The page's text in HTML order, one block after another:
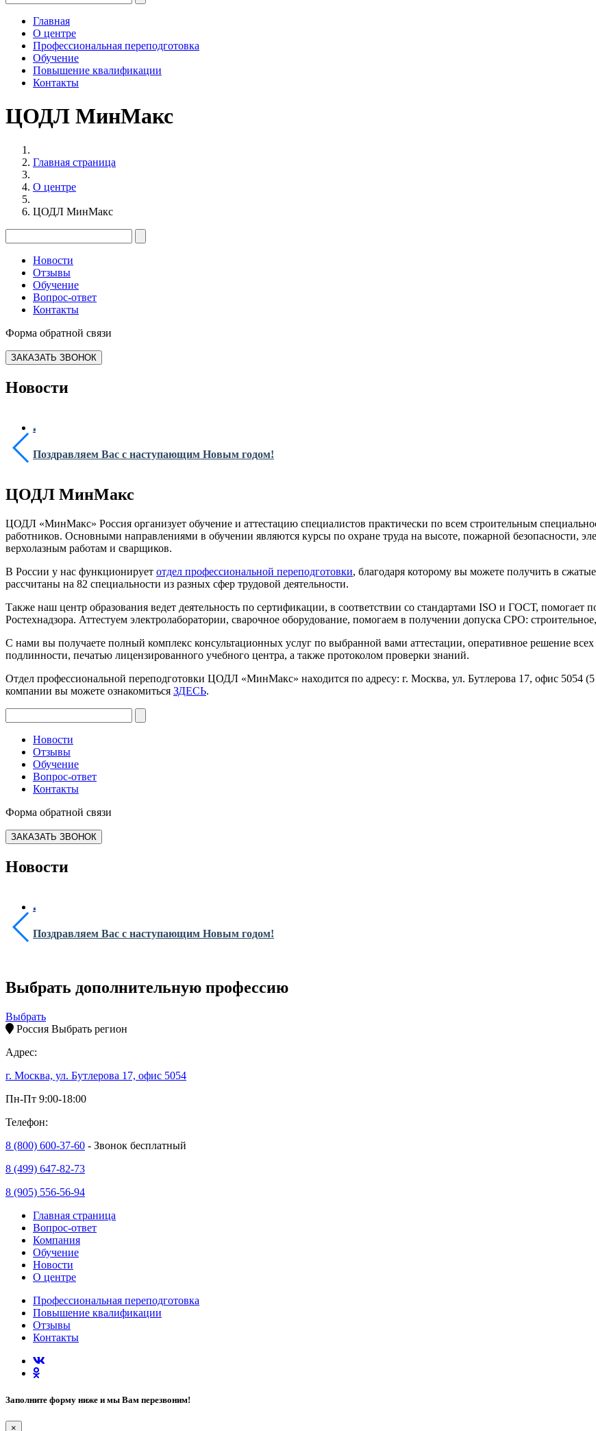
Главная
О центре
Профессиональная переподготовка
Обучение
Повышение квалификации
Контакты
ЦОДЛ МинМакс
Главная страница
О центре
ЦОДЛ МинМакс
Новости
Отзывы
Обучение
Вопрос-ответ
Контакты
Форма обратной связи
ЗАКАЗАТЬ ЗВОНОК
Новости
Поздравляем Вас с наступающим Новым годом!
ЦОДЛ МинМакс
ЦОДЛ «МинМакс» Россия организует обучение и аттестацию специалистов практически по всем строительным
работников. Основными направлениями в обучении являются курсы по охране труда на высоте, пожарной безопасности,
верхолазным работам и сварщиков.
В России у нас функционирует отдел профессиональной переподготовки, благодаря которому вы можете получить в
рассчитаны на 82 специальности из разных сфер трудовой деятельности.
Также наш центр образования ведет деятельность по сертификации, в соответствии со стандартами ISO и ГОСТ,
Ростехнадзора. Аттестуем электролаборатории, сварочное оборудование, помогаем в получении допуска СРО:
С нами вы получаете полный комплекс консультационных услуг по выбранной вами аттестации, оперативное решение
подлинности, печатью лицензированного учебного центра, а также протоколом проверки знаний.
Отдел профессиональной переподготовки ЦОДЛ «МинМакс» находится по адресу: г. Москва, ул. Бутлерова 17, офис 5054
компании вы можете ознакомиться ЗДЕСЬ.
Новости
Отзывы
Обучение
Вопрос-ответ
Контакты
Форма обратной связи
ЗАКАЗАТЬ ЗВОНОК
Новости
Поздравляем Вас с наступающим Новым годом!
Выбрать дополнительную профессию
Выбрать
Россия Выбрать регион
Адрес:
г. Москва, ул. Бутлерова 17, офис 5054
Пн-Пт 9:00-18:00
Телефон:
8 (800) 600-37-60 - Звонок бесплатный
8 (499) 647-82-73
8 (905) 556-56-94
Главная страница
Вопрос-ответ
Компания
Обучение
Новости
О центре
Профессиональная переподготовка
Повышение квалификации
Отзывы
Контакты
Заполните форму ниже и мы Вам перезвоним!
×